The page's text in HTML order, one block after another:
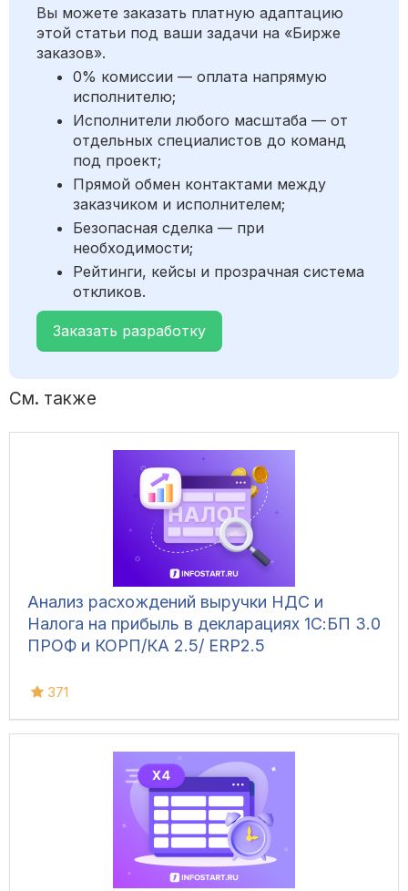
Вы можете заказать платную адаптацию
этой статьи под ваши задачи на «Бирже
заказов».
0% комиссии — оплата напрямую
исполнителю;
Исполнители любого масштаба — от
отдельных специалистов до команд
под проект;
Прямой обмен контактами между
заказчиком и исполнителем;
Безопасная сделка — при
необходимости;
Рейтинги, кейсы и прозрачная система
откликов.
Заказать разработку
См. также
Анализ расхождений выручки НДС и
Налога на прибыль в декларациях 1С:БП 3.0
ПРОФ и КОРП/КА 2.5/ ЕRP2.5
371